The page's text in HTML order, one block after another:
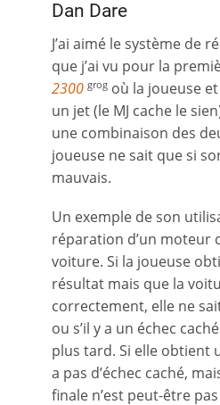
Dan Dare
J’ai aimé le système de
que j’ai vu pour la
2300 grog où la joueuse
un jet (le MJ cache le
une combinaison des
joueuse ne sait que si
mauvais.
Un exemple de son
réparation d’un moteur
voiture. Si la joueuse
résultat mais que la
correctement, elle ne
ou s’il y a un échec
plus tard. Si elle obtient
a pas d’échec caché,
finale n’est peut-être